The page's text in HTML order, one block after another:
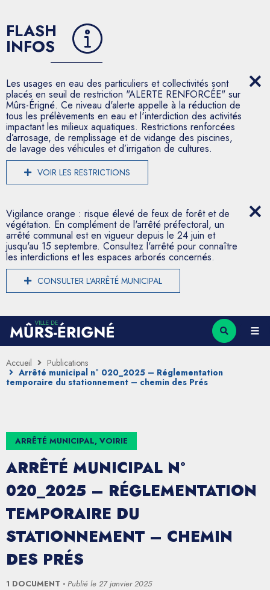
FLASH
INFOS
Les usages en eau des particuliers et collectivités sont
placés en seuil de restriction "ALERTE RENFORCÉE" sur
Mûrs-Érigné. Ce niveau d'alerte appelle à la réduction de
tous les prélèvements en eau et l'interdiction des activités
impactant les milieux aquatiques. Restrictions renforcées
d’arrosage, de remplissage et de vidange des piscines,
de lavage des véhicules et d’irrigation de cultures.
VOIR LES RESTRICTIONS
Vigilance orange : risque élevé de feux de forêt et de
végétation. En complément de l'arrêté préfectoral, un
arrêté communal est en vigueur depuis le 24 juin et
jusqu'au 15 septembre. Consultez l'arrêté pour connaître
les interdictions et les espaces arborés concernés.
CONSULTER L'ARRÊTÉ MUNICIPAL
Accueil
Publications
Arrêté municipal n° 020_2025 – Réglementation
temporaire du stationnement – chemin des Prés
ARRÊTÉ MUNICIPAL, VOIRIE
ARRÊTÉ MUNICIPAL N°
020_2025 – RÉGLEMENTATION
TEMPORAIRE DU
STATIONNEMENT – CHEMIN
DES PRÉS
1 DOCUMENT Publié le 27 janvier 2025